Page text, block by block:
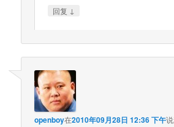
回复 ↓
openboy在2010年09月28日 12:36 下午